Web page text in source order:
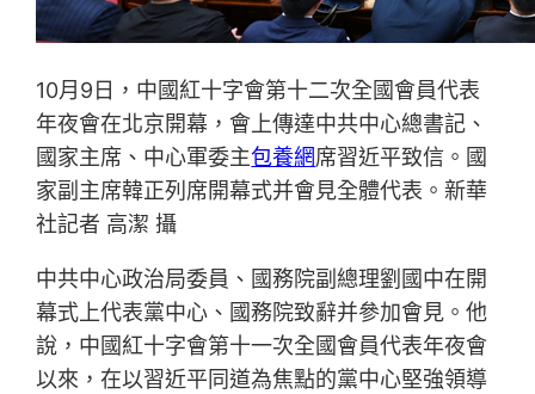
10月9日，中國紅十字會第十二次全國會員代表
年夜會在北京開幕，會上傳達中共中心總書記、
國家主席、中心軍委主包養網席習近平致信。國
家副主席韓正列席開幕式并會見全體代表。新華
社記者 高潔 攝
中共中心政治局委員、國務院副總理劉國中在開
幕式上代表黨中心、國務院致辭并參加會見。他
說，中國紅十字會第十一次全國會員代表年夜會
以來，在以習近平同道為焦點的黨中心堅強領導